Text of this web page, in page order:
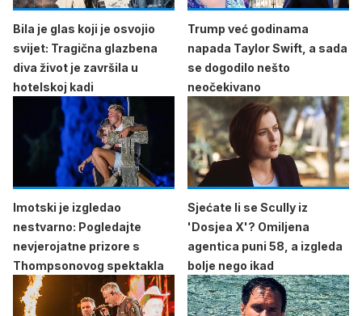
Bila je glas koji je osvojio
svijet: Tragična glazbena
diva život je završila u
hotelskoj kadi
Trump već godinama
napada Taylor Swift, a sada
se dogodilo nešto
neočekivano
Imotski je izgledao
nestvarno: Pogledajte
nevjerojatne prizore s
Thompsonovog spektakla
Sjećate li se Scully iz
'Dosjea X'? Omiljena
agentica puni 58, a izgleda
bolje nego ikad